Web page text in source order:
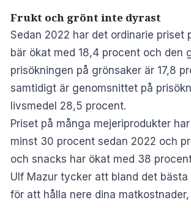
Frukt och grönt inte dyrast
Sedan 2022 har det ordinarie priset
bär ökat med 18,4 procent och den
prisökningen på grönsaker är 17,8
samtidigt är genomsnittet på
livsmedel 28,5 procent.
Priset på många mejeriprodukter
minst 30 procent sedan 2022 och
och snacks har ökat med 38
Ulf Mazur tycker att bland det bästa
för att hålla nere dina